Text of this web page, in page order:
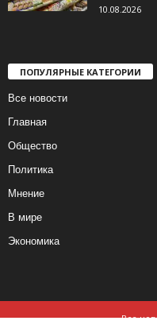
10.08.2026
ПОПУЛЯРНЫЕ КАТЕГОРИИ
Все новости
Главная
Общество
Политика
Мнение
В мире
Экономика
Все